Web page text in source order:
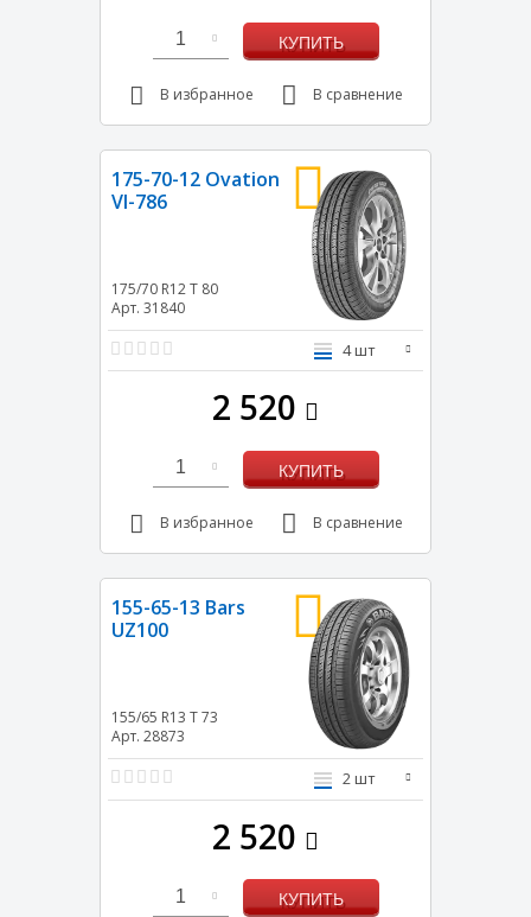
1 КУПИТЬ
В избранное В сравнение
175-70-12 Ovation
VI-786
175/70 R12T 80
Арт. 31840
4 шт
2 520
1 КУПИТЬ
В избранное В сравнение
155-65-13 Bars
UZ100
155/65 R13 T73
Арт. 28873
2 шт
2 520
1 КУПИТЬ